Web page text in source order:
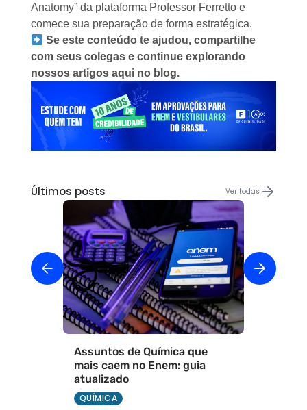
Anatomy”da plataforma Professor Ferretto e
comece sua preparação de forma estratégica.
Se este conteúdo te ajudou, compartilhe
com seus colegas e continue explorando
nossos artigos aqui no blog.
Últimos posts Ver todas
Assuntos de Química que
mais caem no Enem: guia
atualizado
QUÍMICA